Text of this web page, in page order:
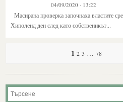
04/09/2020 · 13:22
Масирана проверка започнаха властите
Хиполенд ден след като собственикът...
1 2 3 … 78